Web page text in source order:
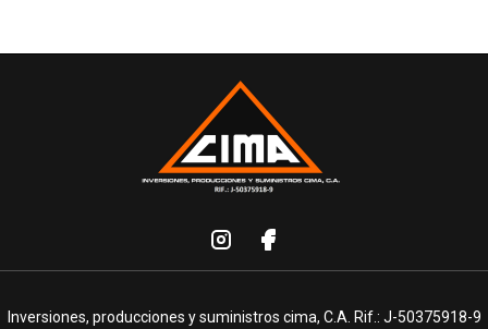
Inversiones, producciones y suministros cima, C.A. Rif.: J-50375918-9